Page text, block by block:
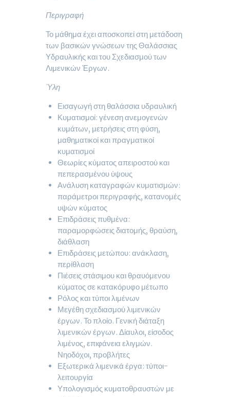
Περιγραφή
Το μάθημα έχει αποσκοπεί στη μετάδοση
των βασικών γνώσεων της Θαλάσσιας
Υδραυλικής και του Σχεδιασμού των
Λιμενικών Έργων.
Ύλη
Εισαγωγή στη θαλάσσια υδραυλική
Κυματισμοί: γένεση ανεμογενών
κυμάτων, μετρήσεις στη φύση,
μαθηματικοί και πραγματικοί
κυματισμοί
Θεωρίες κύματος απειροστού και
πεπερασμένου ύψους
Ανάλυση καταγραφών κυματισμών:
παράμετροι περιγραφής, κατανομές
υψών κύματος
Επιδράσεις πυθμένα:
παραμορφώσεις διατομής, θραύση,
διάθλαση
Επιδράσεις μετώπου: ανάκλαση,
περίθλαση
Πιέσεις στάσιμου και θραυόμενου
κύματος σε κατακόρυφο μέτωπο
Ρόλος και τύποι λιμένων
Μεγέθη σχεδιασμού λιμενικών
έργων. Το πλοίο. Γενική διάταξη
λιμενικών έργων. Δίαυλοι, είσοδος
λιμένος, επιφάνεια ελιγμών.
Νηοδόχοι, προβλήτες
Εξωτερικά λιμενικά έργα: τύποι-
λειτουργία
Υπολογισμός κυματοθραυστών με